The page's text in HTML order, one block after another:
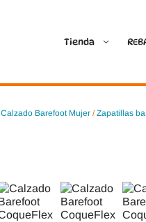
Tienda
Ballop
Crave Barefoot
Coimbra
Calzado Barefoot Mujer /Zapatillas